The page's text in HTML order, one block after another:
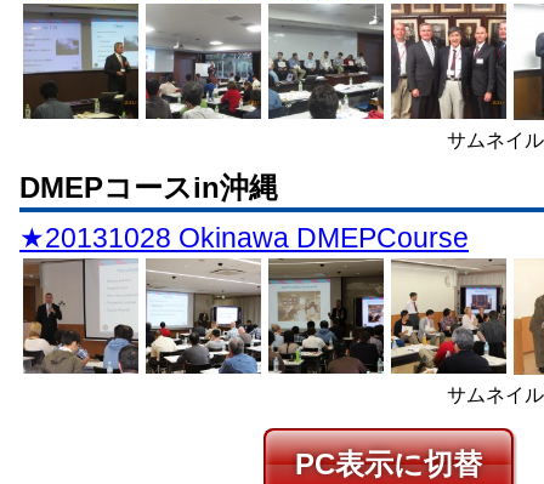
サムネイ
DMEPコースin沖縄
★20131028 Okinawa DMEPCourse
サムネイ
PC